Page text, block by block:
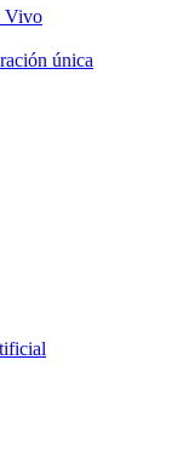
Vivo
única